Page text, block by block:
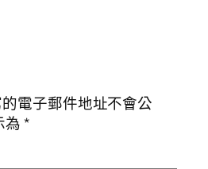
電子郵件地址不會公
為*